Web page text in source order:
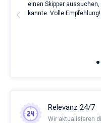
einen Skipper
kannte. Volle Empfehlung!
Relevanz 24/7
Wir aktualisieren